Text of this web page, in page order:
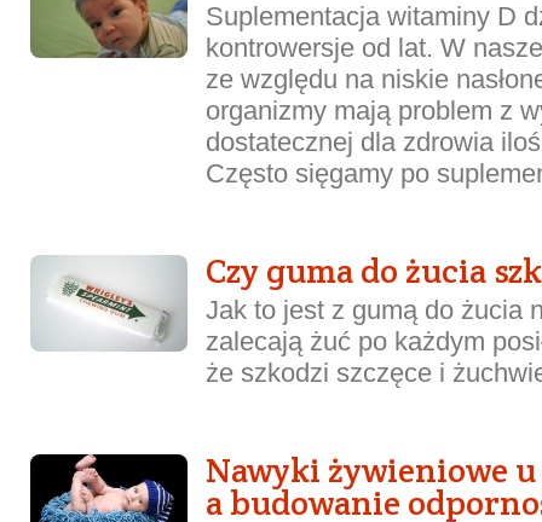
Suplementacja witaminy D
kontrowersje od lat. W
ze względu na niskie
organizmy mają problem z
dostatecznej dla zdrowia
Często sięgamy po
Czy guma do żucia
Jak to jest z gumą do żucia
zalecają żuć po każdym
że szkodzi szczęce i
Nawyki żywieniowe
a budowanie